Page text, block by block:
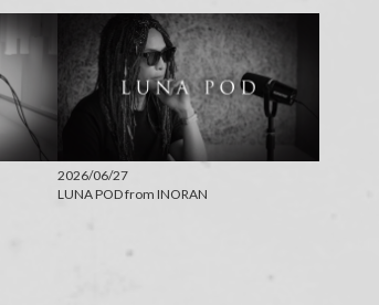
2026/06/27
LUNA POD from INORAN